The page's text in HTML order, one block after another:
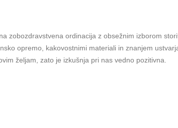
zobozdravstvena ordinacija z obsežnim izborom
opremo, kakovostnimi materiali in znanjem
željam, zato je izkušnja pri nas vedno pozitivna.